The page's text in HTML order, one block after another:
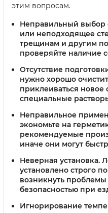
этим вопросам.
Неправильный выбор
или неподходящее
трещинам и другим
проверяйте наличие
Отсутствие
нужно хорошо
приклеиваться новое
специальные
Неправильное
экономьте на
рекомендуемые
иначе они могут
Неверная установка.
установлено строго
возникнуть
безопасностью при
Игнорирование